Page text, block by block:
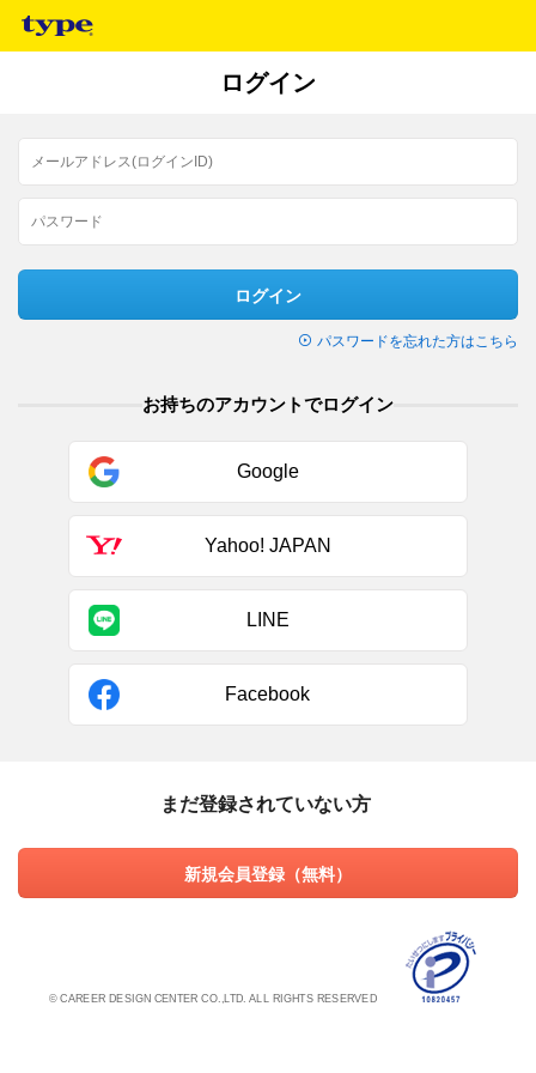
ログイン
ログイン
パスワードを忘れた方はこちら
お持ちのアカウントでログイン
Google
Yahoo! JAPAN
LINE
Facebook
まだ登録されていない方
新規会員登録（無料）
© CAREER DESIGN CENTER CO.,LTD. ALL RIGHTS RESERVED